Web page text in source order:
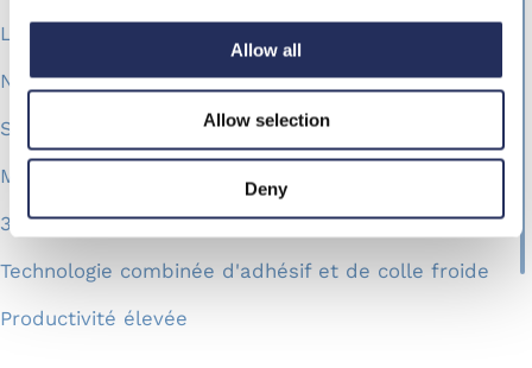
Allow all
Allow selection
Deny
Leader mondial de la production biologique
Nocciolata bio cacao et noisette
Solution Makro Labelling
Mak 4 rotatif
30 000 bocaux/heure
Technologie combinée d'adhésif et de colle froide
Productivité élevée